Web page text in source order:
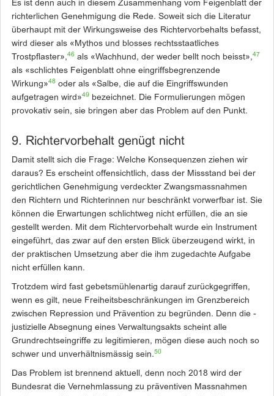
Es ist denn auch in diesem Zusammenhang vom Feigenblatt der
richterlichen Genehmigung die Rede. Soweit sich die Literatur
überhaupt mit der Wirkungsweise des Richtervorbehalts befasst,
wird dieser als «Mythos und blosses rechtsstaatliches
Trostpflaster»,46 als «Wachhund, der weder bellt noch beisst»,47
als «schlichtes Feigenblatt ohne eingriffsbegrenzende
Wirkung»48 oder als «Salbe, die auf die Eingriffswunden
aufgetragen wird»49 bezeichnet. Die Formulierungen mögen
provokativ sein, sie bringen aber das Problem auf den Punkt.
9. Richtervorbehalt genügt nicht
Damit stellt sich die Frage: Welche Konsequenzen ziehen wir
daraus? Es erscheint offensichtlich, dass der Missstand bei der
gerichtlichen Genehmigung verdeckter Zwangsmassnahmen
den Richtern und Richterinnen nur beschränkt vorwerfbar ist. Sie
können die Erwartungen schlichtweg nicht erfüllen, die an sie
gestellt werden. Mit dem Richtervorbehalt wurde ein Instrument
eingeführt, das zwar auf den ersten Blick überzeugend wirkt, in
der praktischen Umsetzung aber die ihm zugedachte Aufgabe
nicht erfüllen kann.
Trotzdem wird fast gebetsmühlenartig darauf zurückgegriffen,
wenn es gilt, neue Freiheitsbeschränkungen im Grenzbereich
zwischen Repression und Prävention zu begründen. Denn die ­
justizielle Absegnung eines Verwaltungsakts scheint alle
Grundrechtseingriffe zu legitimieren, mögen diese auch noch so
schwer und unverhältnismässig sein.50
Das Problem ist brennend aktuell, denn noch 2018 wird der
Bundesrat die Vernehmlassung zu präventiven Massnahmen